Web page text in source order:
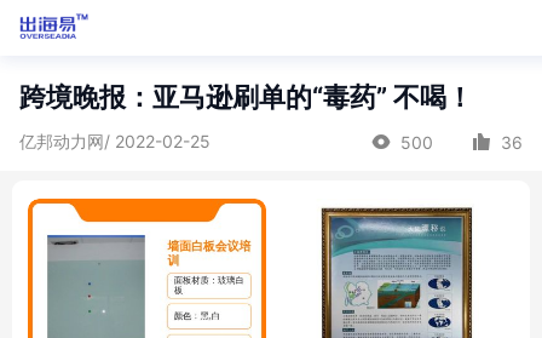
跨境晚报：亚马逊刷单的“毒药” 不喝！
亿邦动力网/ 2022-02-25 500 36